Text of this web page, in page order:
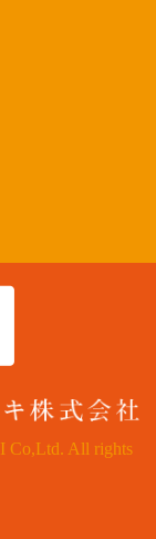
Co,Ltd. All rights